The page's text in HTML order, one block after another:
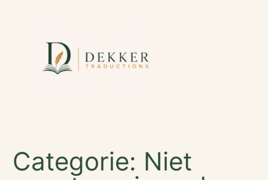
Categorie: Niet